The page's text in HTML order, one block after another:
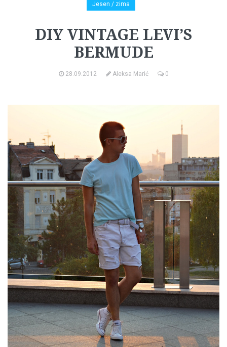
Jesen / zima
DIY VINTAGE LEVI’S
BERMUDE
28.09.2012 Aleksa Marić 0